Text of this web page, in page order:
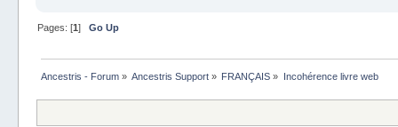
Pages: [1] Go Up
Ancestris - Forum» Ancestris Support » FRANÇAIS » Incohérence livre web